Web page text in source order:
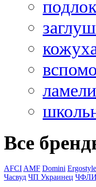
ламели
Все
AFCI AMF Domini Ergostyle
Часвуд ЧП Украинец ЧФЛИ